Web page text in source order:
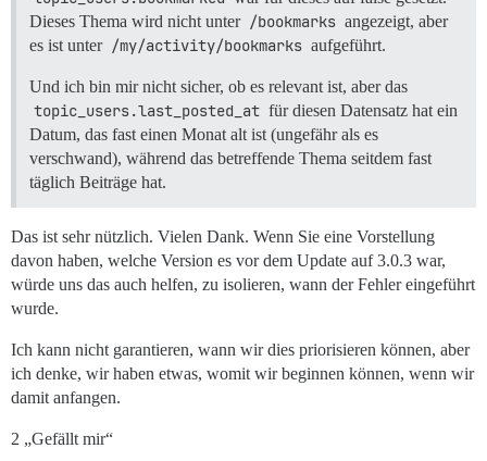
Dieses Thema wird nicht unter /bookmarks angezeigt, aber
es ist unter /my/activity/bookmarks aufgeführt.
Und ich bin mir nicht sicher, ob es relevant ist, aber das
topic_users.last_posted_at für diesen Datensatz hat ein
Datum, das fast einen Monat alt ist (ungefähr als es
verschwand), während das betreffende Thema seitdem fast
täglich Beiträge hat.
Das ist sehr nützlich. Vielen Dank. Wenn Sie eine Vorstellung
davon haben, welche Version es vor dem Update auf 3.0.3 war,
würde uns das auch helfen, zu isolieren, wann der Fehler eingeführt
wurde.
Ich kann nicht garantieren, wann wir dies priorisieren können, aber
ich denke, wir haben etwas, womit wir beginnen können, wenn wir
damit anfangen.
2 „Gefällt mir“